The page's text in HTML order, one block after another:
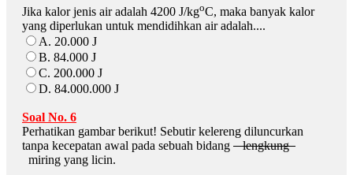
Jika kalor jenis air adalah 4200 J/kgoC, maka banyak kalor
yang diperlukan untuk mendidihkan air adalah....
A. 20.000 J
B. 84.000 J
C. 200.000 J
D. 84.000.000 J
Soal No. 6
Perhatikan gambar berikut! Sebutir kelereng diluncurkan
tanpa kecepatan awal pada sebuah bidang lengkung
miring yang licin.